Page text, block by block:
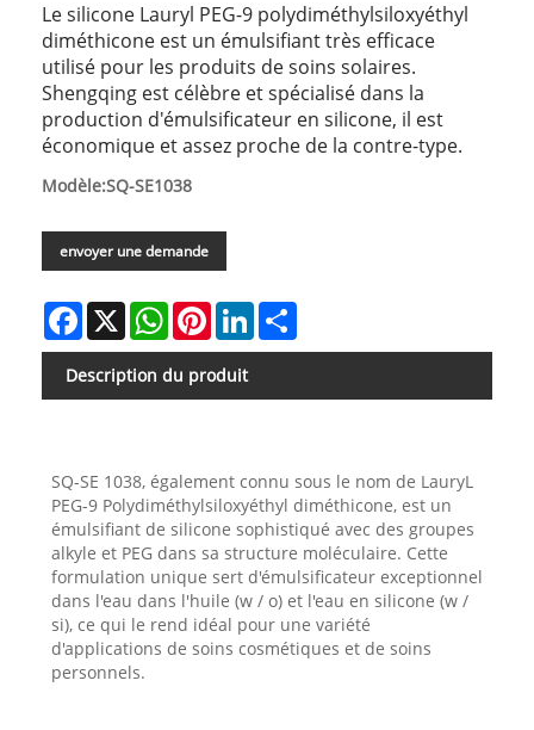
Le silicone Lauryl PEG-9 polydiméthylsiloxyéthyl
diméthicone est un émulsifiant très efficace
utilisé pour les produits de soins solaires.
Shengqing est célèbre et spécialisé dans la
production d'émulsificateur en silicone, il est
économique et assez proche de la contre-type.
Modèle:SQ-SE1038
envoyer une demande
Facebook
X WhatsAppPinterestLinkedIn
Description du produit
SQ-SE 1038, également connu sous le nom de LauryL
PEG-9 Polydiméthylsiloxyéthyl diméthicone, est un
émulsifiant de silicone sophistiqué avec des groupes
alkyle et PEG dans sa structure moléculaire. Cette
formulation unique sert d'émulsificateur exceptionnel
dans l'eau dans l'huile (w / o) et l'eau en silicone (w /
si), ce qui le rend idéal pour une variété
d'applications de soins cosmétiques et de soins
personnels.